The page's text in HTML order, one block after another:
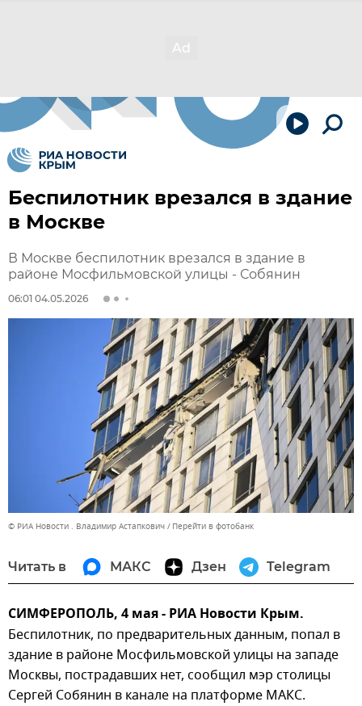
Беспилотник врезался в здание
в Москве
В Москве беспилотник врезался в здание в
районе Мосфильмовской улицы - Собянин
06:01 04.05.2026
© РИА Новости . Владимир Астапкович Перейти в фотобанк
Читать в МАКС Дзен Telegram
СИМФЕРОПОЛЬ, 4 мая - РИА Новости Крым.
Беспилотник, по предварительных данным, попал в
здание в районе Мосфильмовской улицы на западе
Москвы, пострадавших нет, сообщил мэр столицы
Сергей Собянин в канале на платформе МАКС.